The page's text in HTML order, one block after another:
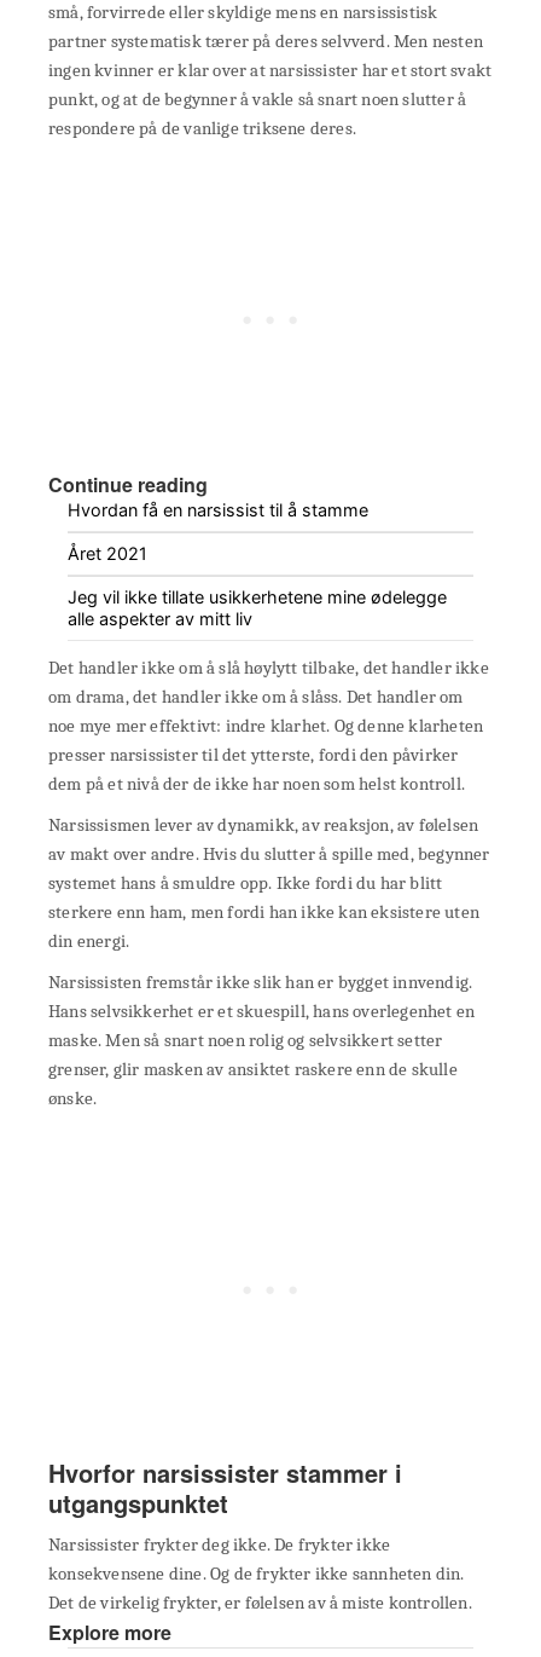
små, forvirrede eller skyldige mens en narsissistisk
partner systematisk tærer på deres selvverd. Men nesten
ingen kvinner er klar over at narsissister har et stort svakt
punkt, og at de begynner å vakle så snart noen slutter å
respondere på de vanlige triksene deres.
Continue reading
Hvordan få en narsissist til å stamme
Året 2021
Jeg vil ikke tillate usikkerhetene mine ødelegge
alle aspekter av mitt liv
Det handler ikke om å slå høylytt tilbake, det handler ikke
om drama, det handler ikke om å slåss. Det handler om
noe mye mer effektivt: indre klarhet. Og denne klarheten
presser narsissister til det ytterste, fordi den påvirker
dem på et nivå der de ikke har noen som helst kontroll.
Narsissismen lever av dynamikk, av reaksjon, av følelsen
av makt over andre. Hvis du slutter å spille med, begynner
systemet hans å smuldre opp. Ikke fordi du har blitt
sterkere enn ham, men fordi han ikke kan eksistere uten
din energi.
Narsissisten fremstår ikke slik han er bygget innvendig.
Hans selvsikkerhet er et skuespill, hans overlegenhet en
maske. Men så snart noen rolig og selvsikkert setter
grenser, glir masken av ansiktet raskere enn de skulle
ønske.
Hvorfor narsissister stammer i
utgangspunktet
Narsissister frykter deg ikke. De frykter ikke
konsekvensene dine. Og de frykter ikke sannheten din.
Det de virkelig frykter, er følelsen av å miste kontrollen.
Explore more